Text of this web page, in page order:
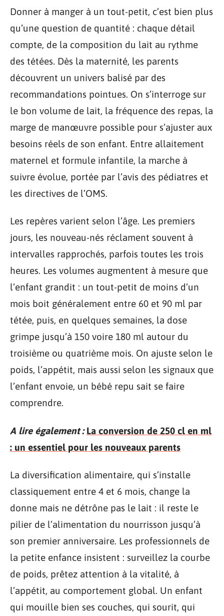
Donner à manger à un tout-petit, c’est bien plus
qu’une question de quantité : chaque détail
compte, de la composition du lait au rythme
des tétées. Dès la maternité, les parents
découvrent un univers balisé par des
recommandations pointues. On s’interroge sur
le bon volume de lait, la fréquence des repas, la
marge de manœuvre possible pour s’ajuster aux
besoins réels de son enfant. Entre allaitement
maternel et formule infantile, la marche à
suivre évolue, portée par l’avis des pédiatres et
les directives de l’OMS.
Les repères varient selon l’âge. Les premiers
jours, les nouveau-nés réclament souvent à
intervalles rapprochés, parfois toutes les trois
heures. Les volumes augmentent à mesure que
l’enfant grandit : un tout-petit de moins d’un
mois boit généralement entre 60 et 90 ml par
tétée, puis, en quelques semaines, la dose
grimpe jusqu’à 150 voire 180 ml autour du
troisième ou quatrième mois. On ajuste selon le
poids, l’appétit, mais aussi selon les signaux que
l’enfant envoie, un bébé repu sait se faire
comprendre.
A lire également : La conversion de 250 cl en ml
: un essentiel pour les nouveaux parents
La diversification alimentaire, qui s’installe
classiquement entre 4 et 6 mois, change la
donne mais ne détrône pas le lait : il reste le
pilier de l’alimentation du nourrisson jusqu’à
son premier anniversaire. Les professionnels de
la petite enfance insistent : surveillez la courbe
de poids, prêtez attention à la vitalité, à
l’appétit, au comportement global. Un enfant
qui mouille bien ses couches, qui sourit, qui